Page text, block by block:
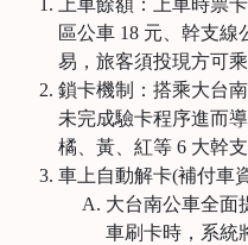
上車餘額：上車時票
區公車 18 元、幹支
易，旅客須投現方可乘
鎖卡機制：搭乘大台
未完成驗卡程序進而
橘、黃、紅等 6 大幹
車上自動解卡(補付車
大台南公車全面
車刷卡時，系統